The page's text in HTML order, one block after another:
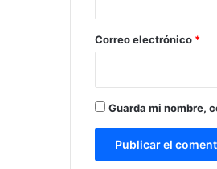
*
Correo electrónico *
Guarda mi nombre,